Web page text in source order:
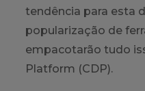
tendência para esta
popularização de
empacotarão tudo
Platform (CDP).